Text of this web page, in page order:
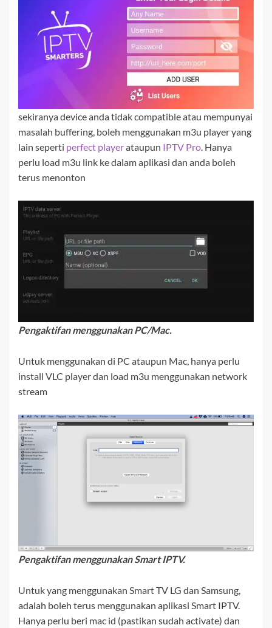
sekiranya device anda tidak compatible atau mempunyai
masalah buffering, boleh menggunakan m3u player yang
lain seperti perfect playerataupun IPTV Pro. Hanya
perlu load m3u link ke dalam aplikasi dan anda boleh
terus menonton
Pengaktifan menggunakan PC/Mac.
Untuk menggunakan di PC ataupun Mac, hanya perlu
install VLC player dan load m3u menggunakan network
stream
Pengaktifan menggunakan Smart IPTV.
Untuk yang menggunakan Smart TV LG dan Samsung,
adalah boleh terus menggunakan aplikasi Smart IPTV.
Hanya perlu beri mac id (pastikan sudah activate) dan